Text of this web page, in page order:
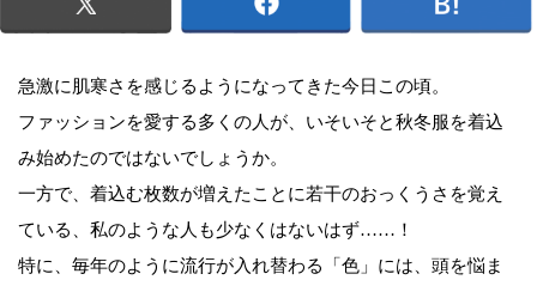
急激に肌寒さを感じるようになってきた今日この頃。
ファッションを愛する多くの人が、いそいそと秋冬服を着込
み始めたのではないでしょうか。
一方で、着込む枚数が増えたことに若干のおっくうさを覚え
ている、私のような人も少なくはないはず……！
特に、毎年のように流行が入れ替わる「色」には、頭を悩ま